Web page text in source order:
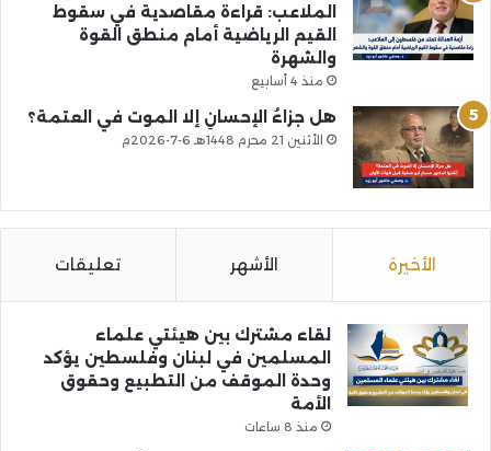
الملاعب: قراءة مقاصدية في سقوط
القيم الرياضية أمام منطق القوة
والشهرة
منذ 4 أسابيع
هل جزاءُ الإحسانِ إلا الموت في العتمة؟
الأثنين 21 محرم 1448هـ 6-7-2026م
الأخيرة الأشهر تعليقات
لقاء مشترك بين هيئتي علماء
المسلمين في لبنان وفلسطين يؤكد
وحدة الموقف من التطبيع وحقوق
الأمة
منذ 8 ساعات